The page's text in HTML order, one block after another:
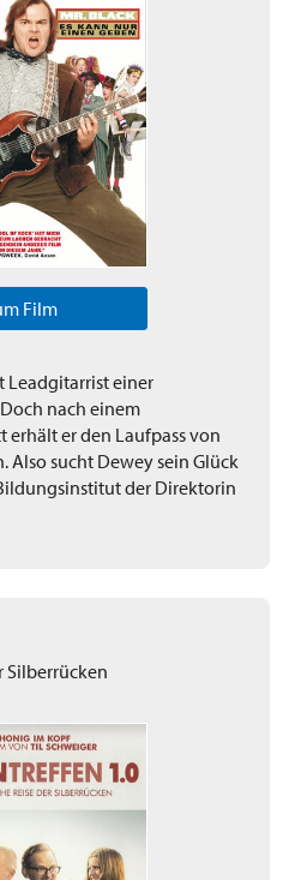
Film
Leadgitarrist einer
nach einem
er den Laufpass von
Also sucht Dewey sein Glück
der Direktorin
Silberrücken